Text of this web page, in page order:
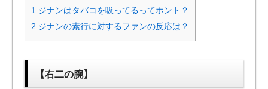
1 ジナンはタバコを吸ってるってホント？
2 ジナンの素行に対するファンの反応は？
【右二の腕】